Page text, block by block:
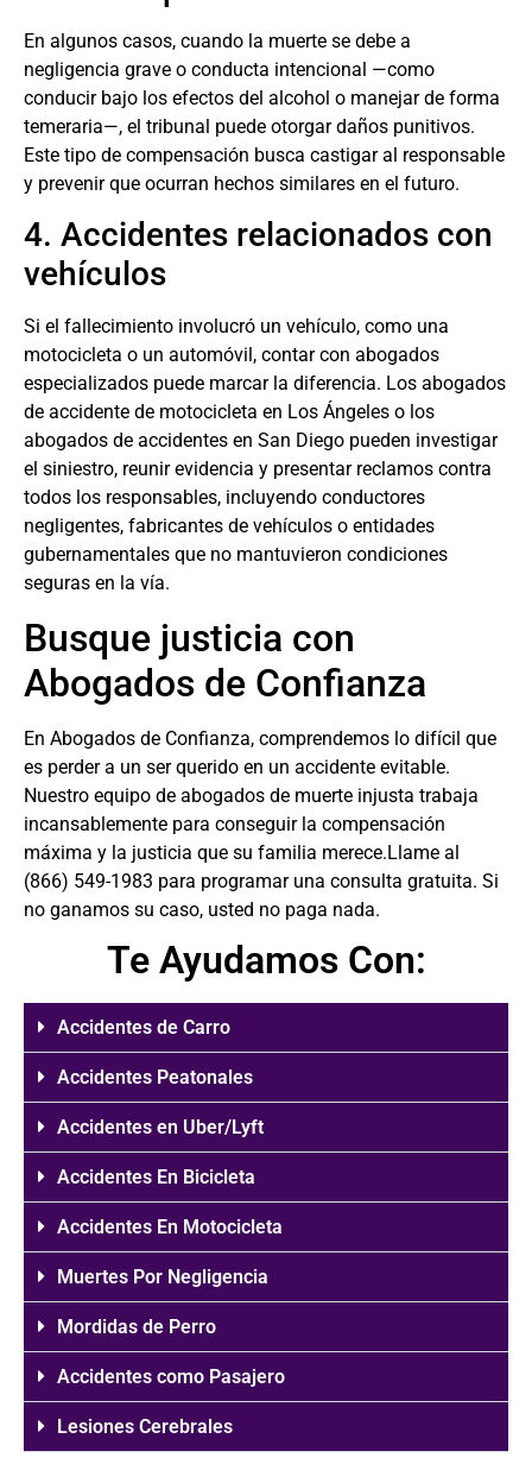
En algunos casos, cuando la muerte se debe a
negligencia grave o conducta intencional —como
conducir bajo los efectos del alcohol o manejar de forma
temeraria—, el tribunal puede otorgar daños punitivos.
Este tipo de compensación busca castigar al responsable
y prevenir que ocurran hechos similares en el futuro.
4. Accidentes relacionados con
vehículos
Si el fallecimiento involucró un vehículo, como una
motocicleta o un automóvil, contar con abogados
especializados puede marcar la diferencia. Los abogados
de accidente de motocicleta en Los Ángeles o los
abogados de accidentes en San Diego pueden investigar
el siniestro, reunir evidencia y presentar reclamos contra
todos los responsables, incluyendo conductores
negligentes, fabricantes de vehículos o entidades
gubernamentales que no mantuvieron condiciones
seguras en la vía.
Busque justicia con
Abogados de Confianza
En Abogados de Confianza, comprendemos lo difícil que
es perder a un ser querido en un accidente evitable.
Nuestro equipo de abogados de muerte injusta trabaja
incansablemente para conseguir la compensación
máxima y la justicia que su familia merece.Llame al
(866) 549-1983 para programar una consulta gratuita. Si
no ganamos su caso, usted no paga nada.
Te Ayudamos Con:
Accidentes de Carro
Accidentes Peatonales
Accidentes en Uber/Lyft
Accidentes En Bicicleta
Accidentes En Motocicleta
Muertes Por Negligencia
Mordidas de Perro
Accidentes como Pasajero
Lesiones Cerebrales